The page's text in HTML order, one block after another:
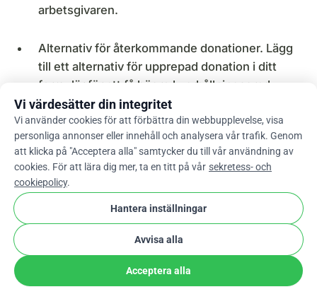
arbetsgivaren.
Alternativ för återkommande donationer. Lägg
till ett alternativ för upprepad donation i ditt
formulär för att få högre kvarhållningsgrad.
Optimering för stationära datorer,
mobiltelefoner och surfplattor.
Ta emot donationer på din Facebook-sida.
Termometer för donationerför att uppmuntra
till fler donationer.
Flera betalningsgateways (iDeal, kreditkort,
Vi värdesätter din integritet
Vi använder cookies för att förbättra din webbupplevelse, visa
personliga annonser eller innehåll och analysera vår trafik. Genom
att klicka på "Acceptera alla" samtycker du till vår användning av
cookies. För att lära dig mer, ta en titt på vår sekretess- och
cookiepolicy.
Hantera inställningar
Avvisa alla
Acceptera alla